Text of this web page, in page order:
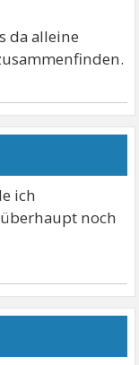
da alleine
ich
noch